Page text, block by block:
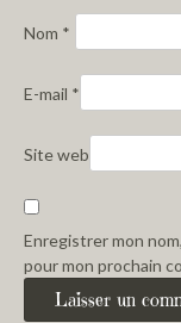
Nom *
E-mail *
Site web
Enregistrer mon
pour mon prochain